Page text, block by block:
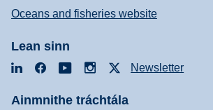
Oceans and fisheries website
Lean sinn
LinkedInFacebookYouTubeInstagramNewsletter
Ainmnithe tráchtála